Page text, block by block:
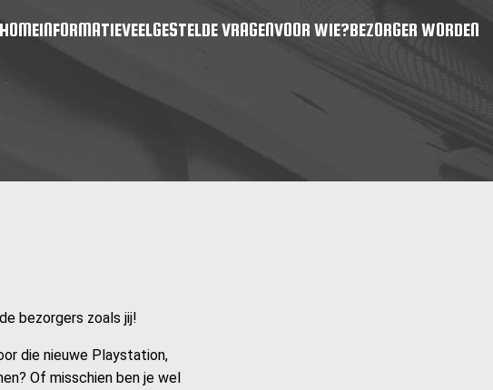
HOMEINFORMATIEVEELGESTELDE VRAGENVOOR WIE?BEZORGER WORDEN
bezorgers zoals jij!
die nieuwe Playstation,
Of misschien ben je wel